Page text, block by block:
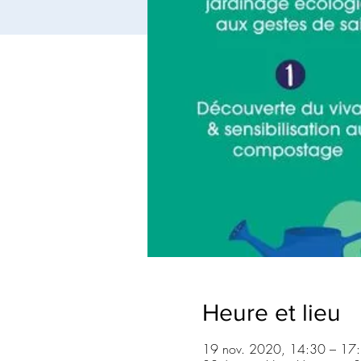
Heure et lieu
19 nov. 2020, 14:30 –